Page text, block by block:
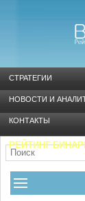
СТРАТЕГИИ
НОВОСТИ И
КОНТАКТЫ
РЕЙТИНГ